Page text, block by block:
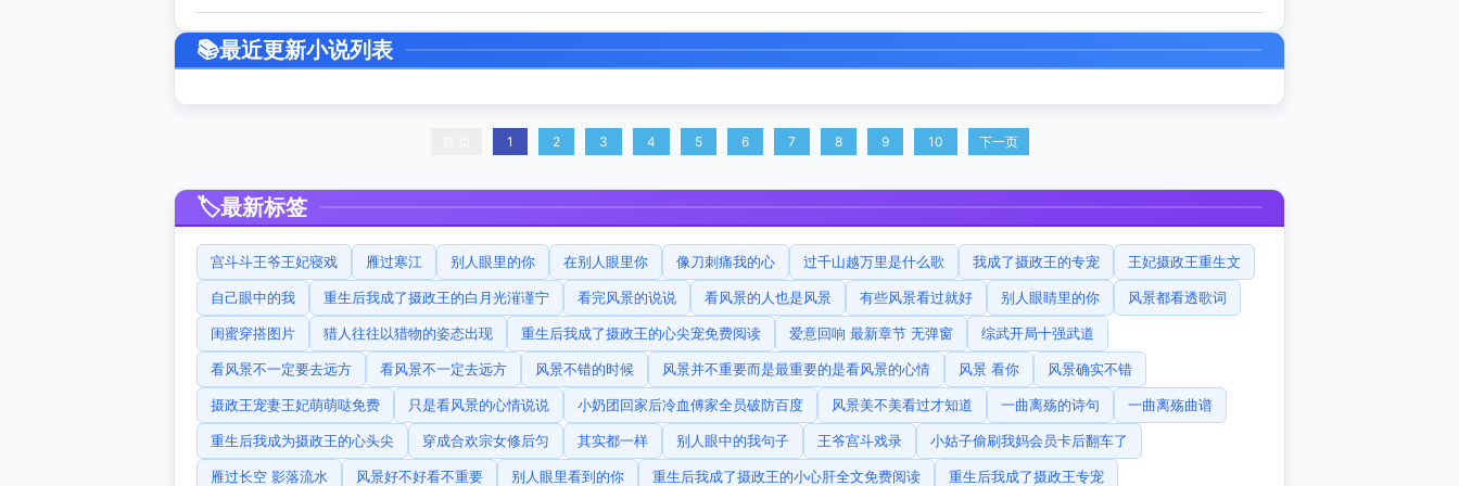
最近更新小说列表
1 2 3 4 5 6 7 8 9 10 下一页
最新标签
宫斗斗王爷王妃寝戏 雁过寒江 别人眼里的你 在别人眼里你 像刀刺痛我的心 过千山越万里是什么歌 我成了摄政王的专宠 王妃摄政王重生文
自己眼中的我 重生后我成了摄政王的白月光漼谨宁 看完风景的说说 看风景的人也是风景 有些风景看过就好 别人眼睛里的你 风景都看透歌词
闺蜜穿搭图片 猎人往往以猎物的姿态出现 重生后我成了摄政王的心尖宠免费阅读 爱意回响 最新章节 无弹窗 综武开局十强武道
看风景不一定要去远方 看风景不一定去远方 风景不错的时候 风景并不重要而是最重要的是看风景的心情 风景 看你 风景确实不错
摄政王宠妻王妃萌萌哒免费 只是看风景的心情说说 小奶团回家后冷血傅家全员破防百度 风景美不美看过才知道 一曲离殇的诗句 一曲离殇曲谱
重生后我成为摄政王的心头尖 穿成合欢宗女修后匀 其实都一样 别人眼中的我句子 王爷宫斗戏录 小姑子偷刷我妈会员卡后翻车了
雁过长空 影落流水 风景好不好看不重要 别人眼里看到的你 重生后我成了摄政王的小心肝全文免费阅读 重生后我成了摄政王专宠